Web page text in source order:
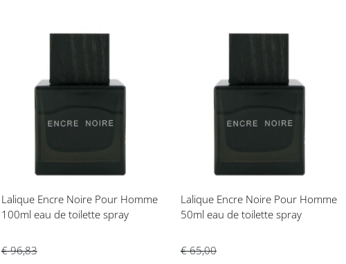
aan
verlanglijst
Lalique Encre Noire Pour Homme
100ml eau de toilette spray
€ 96,83
aan
verlanglijst
Lalique Encre Noire Pour Homme
50ml eau de toilette spray
€ 65,00